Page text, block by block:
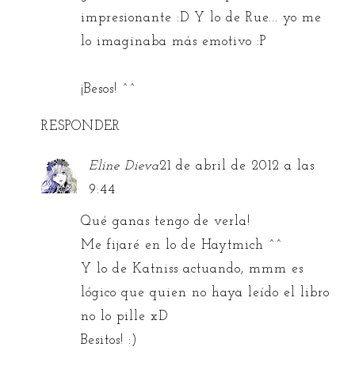
impresionante :D Y lo de Rue... yo me
lo imaginaba más emotivo :P
¡Besos! ^^
RESPONDER
Eline Dieva21 de abril de 2012 a las
9:44
Qué ganas tengo de verla!
Me fijaré en lo de Haytmich ^^
Y lo de Katniss actuando, mmm es
lógico que quien no haya leído el libro
no lo pille xD
Besitos! :)